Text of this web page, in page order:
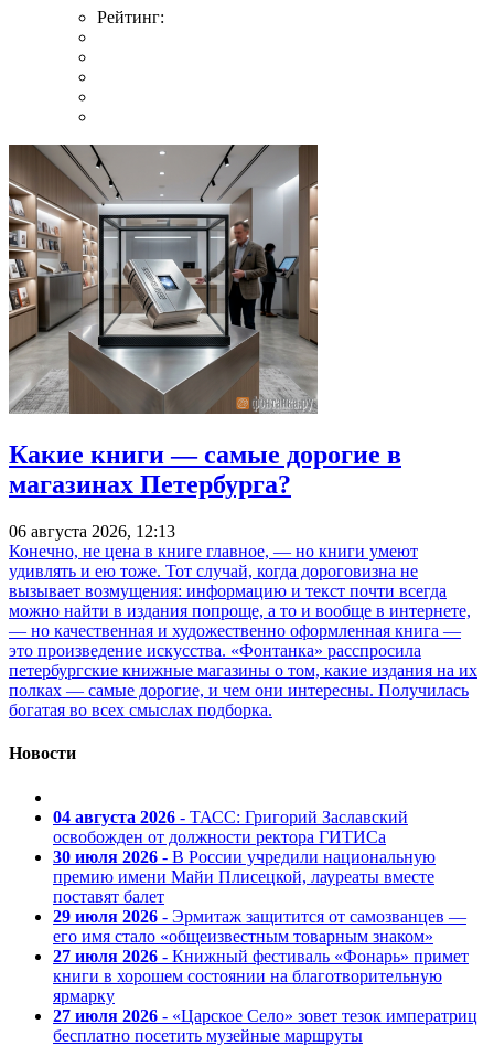
Рейтинг:
Какие книги — самые дорогие в
магазинах Петербурга?
06 августа 2026, 12:13
Конечно, не цена в книге главное, — но книги умеют
удивлять и ею тоже. Тот случай, когда дороговизна не
вызывает возмущения: информацию и текст почти всегда
можно найти в издания попроще, а то и вообще в интернете,
— но качественная и художественно оформленная книга —
это произведение искусства. «Фонтанка» расспросила
петербургские книжные магазины о том, какие издания на их
полках — самые дорогие, и чем они интересны. Получилась
богатая во всех смыслах подборка.
Новости
04 августа 2026 - ТАСС: Григорий Заславский
освобожден от должности ректора ГИТИСа
30 июля 2026 - В России учредили национальную
премию имени Майи Плисецкой, лауреаты вместе
поставят балет
29 июля 2026 - Эрмитаж защитится от самозванцев —
его имя стало «общеизвестным товарным знаком»
27 июля 2026 - Книжный фестиваль «Фонарь» примет
книги в хорошем состоянии на благотворительную
ярмарку
27 июля 2026 - «Царское Село» зовет тезок императриц
бесплатно посетить музейные маршруты